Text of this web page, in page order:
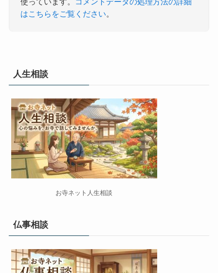
はこちらをご覧ください。
人生相談
お寺ネット人生相談
仏事相談